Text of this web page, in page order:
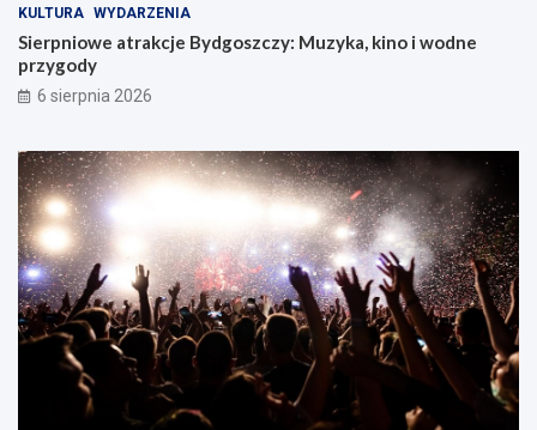
KULTURA WYDARZENIA
Sierpniowe atrakcje Bydgoszczy: Muzyka, kino i wodne
przygody
6 sierpnia 2026